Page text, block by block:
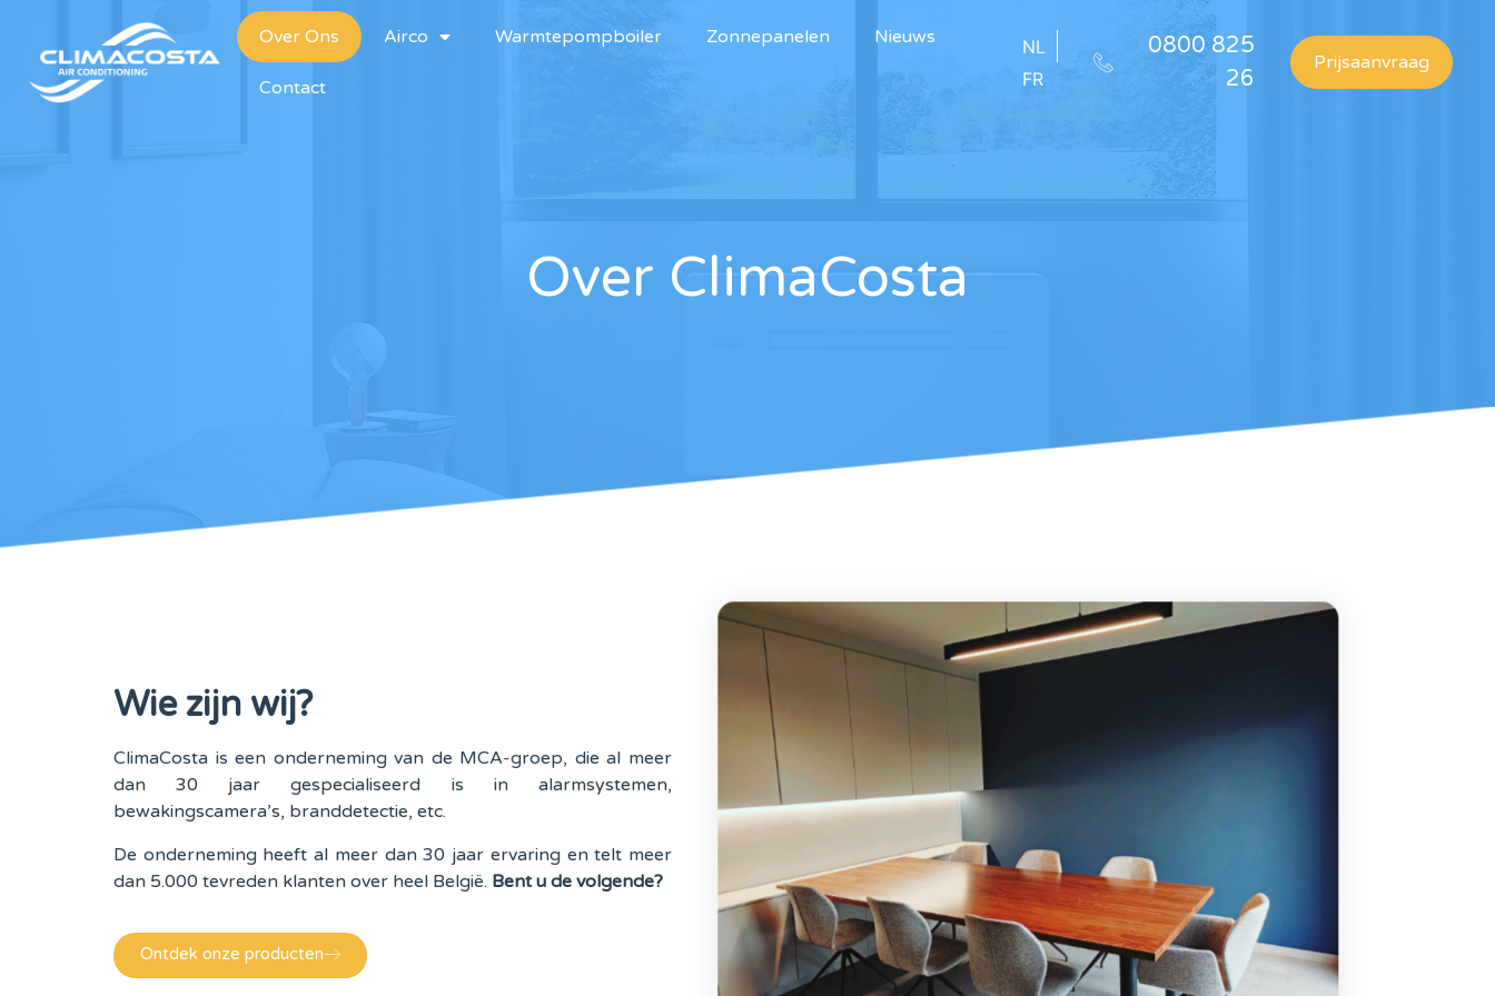
Over Ons Airco Warmtepompboiler Zonnepanelen Nieuws
Contact
NL
FR
0800 825
26
Prijsaanvraag
Over ClimaCosta
Wie zijn wij?
ClimaCosta is een onderneming van de MCA-groep, die al meer
dan 30 jaar gespecialiseerd is in alarmsystemen,
bewakingscamera’s, branddetectie, etc.
De onderneming heeft al meer dan 30 jaar ervaring en telt meer
dan 5.000 tevreden klanten over heel België. Bent u de volgende?
Ontdek onze producten